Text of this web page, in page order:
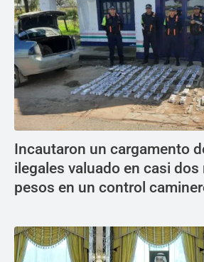
Incautaron un cargamento
ilegales valuado en casi
pesos en un control